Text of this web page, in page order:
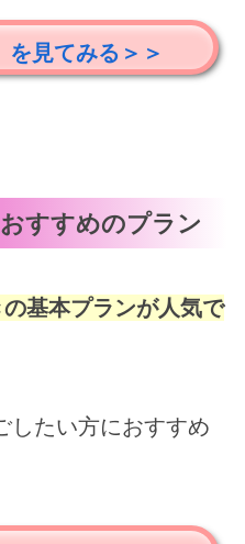
を見てみる＞＞
すすめのプラン
基本プランが人気で
したい方におすすめ